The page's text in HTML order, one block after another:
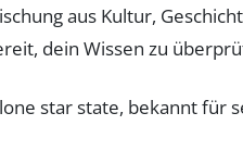
aus Kultur,
dein Wissen zu